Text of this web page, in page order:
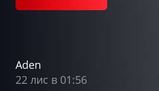
Aden
22 лис в 01:56